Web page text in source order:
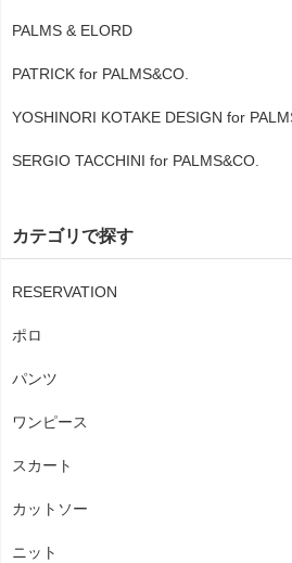
PALMS & ELORD
PATRICK for PALMS&CO.
YOSHINORI KOTAKE DESIGN for
SERGIO TACCHINI for PALMS&CO.
カテゴリで探す
RESERVATION
ポロ
パンツ
ワンピース
スカート
カットソー
ニット